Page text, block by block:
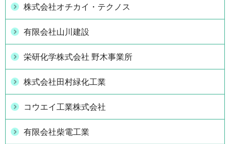
株式会社オチカイ・テクノス
有限会社山川建設
栄研化学株式会社 野木事業所
株式会社田村緑化工業
コウエイ工業株式会社
有限会社柴電工業